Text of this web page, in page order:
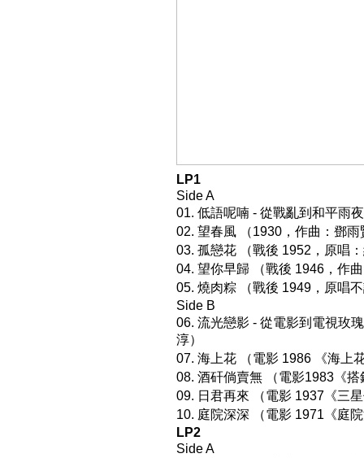
LP1
Side A
01. 低語呢喃 - 從戰亂到和平雨
02. 望春風 （1930，作曲：鄧
03. 孤戀花 （戰後 1952，原唱
04. 望你早歸 （戰後 1946，作
05. 燒肉粽 （戰後 1949，原唱
Side B
06. 流光戀影 - 從電影到電視玫
淳）
07. 海上花 （電影 1986 《海上
08. 酒矸倘賣無 （電影1983《
09. 日君再來 （電影 1937《三
10. 庭院深深 （電影 1971《庭
LP2
Side A